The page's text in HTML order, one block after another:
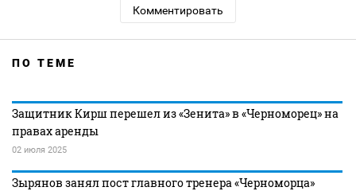
Комментировать
ПО ТЕМЕ
Защитник Кирш перешел из «Зенита» в «Черноморец» на
правах аренды
02 июля 2025
Зырянов занял пост главного тренера «Черноморца»